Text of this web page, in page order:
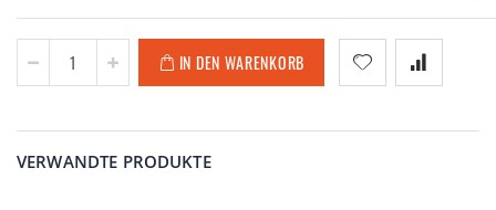
IN DEN WARENKORB
VERWANDTE PRODUKTE